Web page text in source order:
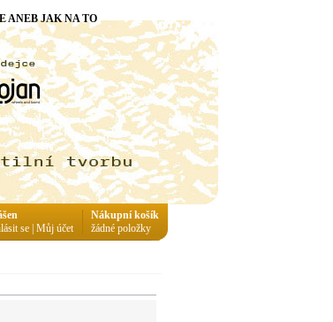
ANEB JAK NA TO
Nákupní košík
žádné položky
se Můj účet